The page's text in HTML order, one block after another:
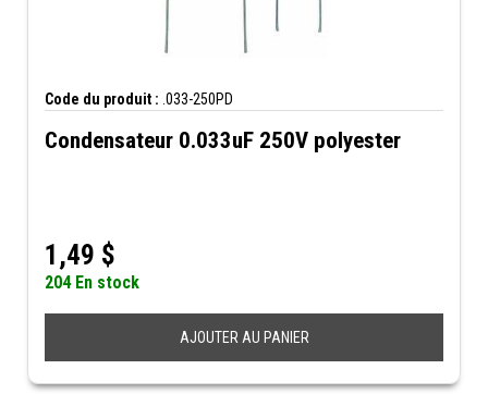
Code du produit : .033-250PD
Condensateur 0.033uF 250V polyester
1,49 $
204 En stock
AJOUTER AU PANIER